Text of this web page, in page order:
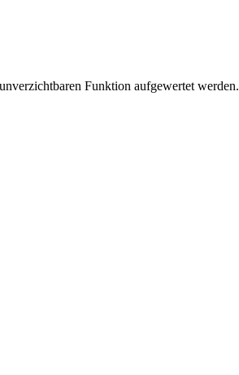
Funktion aufgewertet werden.